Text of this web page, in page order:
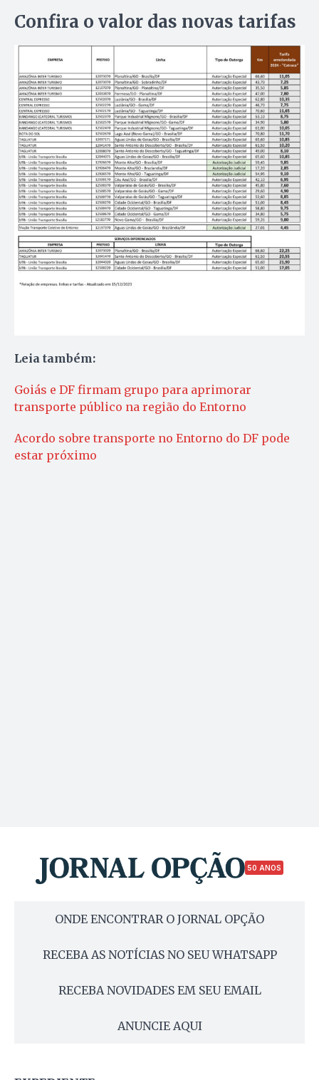
Confira o valor das novas tarifas
Leia também:
Goiás e DF firmam grupo para aprimorar
transporte público na região do Entorno
Acordo sobre transporte no Entorno do DF pode
estar próximo
50 ANOS
ONDE ENCONTRAR O JORNAL OPÇÃO
RECEBA AS NOTÍCIAS NO SEU WHATSAPP
RECEBA NOVIDADES EM SEU EMAIL
ANUNCIE AQUI